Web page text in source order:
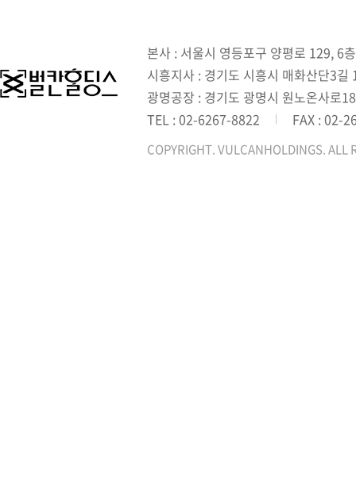
본사 : 서울시 영등포구 양평로 129, 6층
시흥지사 : 경기도 시흥시 매화산단3
광명공장 : 경기도 광명시 원노온사로18
TEL : 02-6267-8822
FAX : 02-
COPYRIGHT. VULCANHOLDINGS. ALL